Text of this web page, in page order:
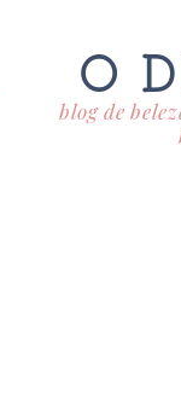
O
blog de